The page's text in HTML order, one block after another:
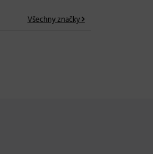
Všechny značky